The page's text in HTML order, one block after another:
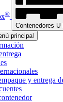
®
Contenedores
principal
y entrega